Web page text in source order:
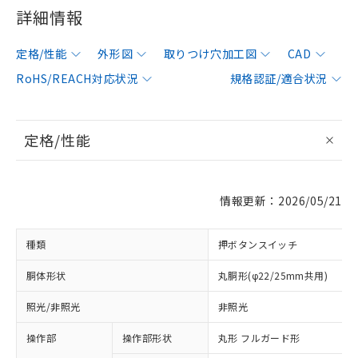
詳細情報
定格/性能 外形図 取りつけ穴加工図
CAD
RoHS/REACH対応状況
規格認証/適合状況
定格/性能
情報更新：2026/05/21
種類 押ボタンスイッチ
胴体形状 丸胴形(φ22/25mm共用)
照光/非照光 非照光
操作部 操作部形状 丸形 フルガード形